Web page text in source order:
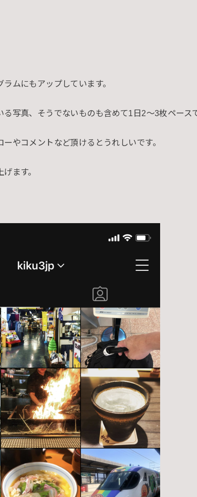
ムにもアップしています。
る写真、そうでないものも含めて1日2〜3枚ペース
やコメントなど頂けるとうれしいです。
ます。